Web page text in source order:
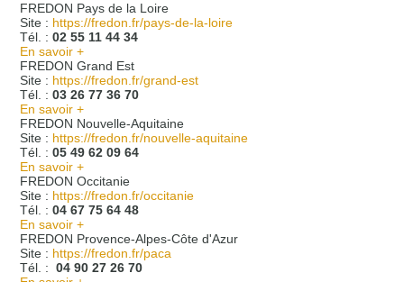
FREDON Pays de la Loire
Site : https://fredon.fr/pays-de-la-loire
Tél. : 02 55 11 44 34
En savoir +
FREDON Grand Est
Site : https://fredon.fr/grand-est
Tél. : 03 26 77 36 70
En savoir +
FREDON Nouvelle-Aquitaine
Site : https://fredon.fr/nouvelle-aquitaine
Tél. : 05 49 62 09 64
En savoir +
FREDON Occitanie
Site : https://fredon.fr/occitanie
Tél. : 04 67 75 64 48
En savoir +
FREDON Provence-Alpes-Côte d'Azur
Site : https://fredon.fr/paca
Tél. : 04 90 27 26 70